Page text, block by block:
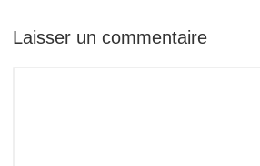
Laisser un commentaire